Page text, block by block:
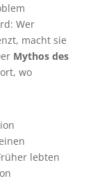
Wer
macht sie
Mythos des
wo
lebten